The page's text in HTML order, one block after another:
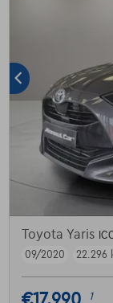
Toyota Yaris
09/2020
22.296
1